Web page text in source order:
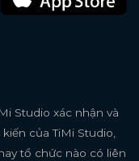
Studio xác nhận và
của TiMi Studio,
tổ chức nào có liên